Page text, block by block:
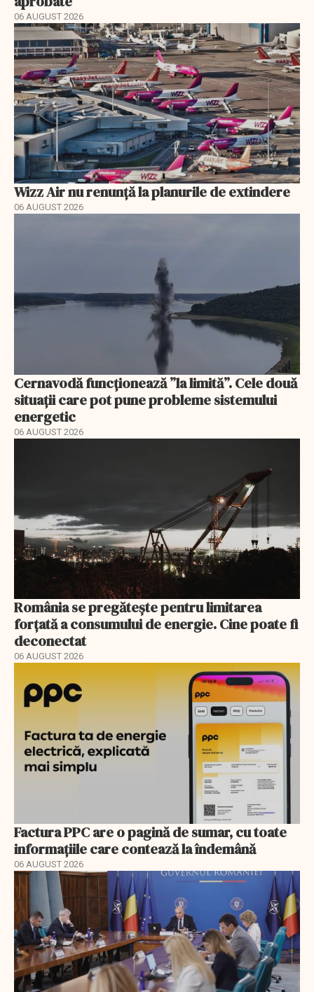
06 AUGUST 2026
Wizz Air nu renunță la planurile de extindere
06 AUGUST 2026
Cernavodă funcționează ”la limită”. Cele două
situații care pot pune probleme sistemului
energetic
06 AUGUST 2026
România se pregătește pentru limitarea
forțată a consumului de energie. Cine poate fi
deconectat
06 AUGUST 2026
Factura PPC are o pagină de sumar, cu toate
informațiile care contează la îndemână
06 AUGUST 2026